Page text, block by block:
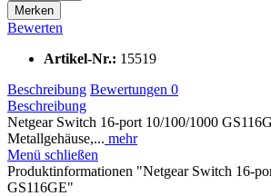
Merken
Bewerten
Artikel-Nr.: 15519
Beschreibung Bewertungen 0
Beschreibung
Netgear Switch 16-port 10/100/1000
Metallgehäuse,... mehr
Menü schließen
Produktinformationen "Netgear Switch 16-
GS116GE"